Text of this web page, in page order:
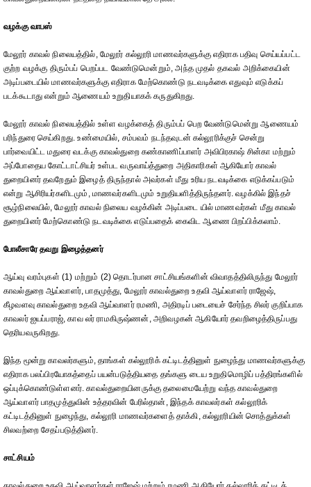
வழக்கு வாபஸ்
மேலூர் காவல் நிலையத்தில், மேலூர் கல்லூரி மாணவர்களுக்கு எதிராக பதிவு செய்யப்பட்ட
குற்ற வழக்கு திரும்பப் பெறப்பட வேண்டுமென்றும், அந்த முதல் தகவல் அறிக்கையின்
அடிப்படையில் மாணவர்களுக்கு எதிராக மேற்கொண்டு நடவடிக்கை எதுவும் எடுக்கப்
படக்கூடாது என்றும் ஆணையம் உறுதியாகக் கருதுகிறது.
மேலூர் காவல் நிலையத்தில் உள்ள வழக்கைத் திரும்பப் பெற வேண்டுமென்று ஆணையம்
பரிந்துரை செய்கிறது. உண்மையில், சம்பவம் நடந்தவுடன் கல்லூரிக்குச் சென்று
பார்வையிட்ட மதுரை வடக்கு காவல்துறை கண்காணிப்பாளர் அவிபிரகாஷ் சின்கா மற்றும்
அப்போதைய கோட்டாட்சியர் உள்பட வருவாய்த்துறை அதிகாரிகள் ஆகியோர் காவல்
துறையினர் தவறேதும் இழைத் திருந்தால் அவர்கள் மீது உரிய நடவடிக்கை எடுக்கப்படும்
என்று ஆசிரியர்களிடமும், மாணவர்களிடமும் உறுதியளித்திருந்தனர். வழக்கில் இந்தச்
சூழ்நிலையில், மேலூர் காவல் நிலைய வழக்கின் அடிப்படை யில் மாணவர்கள் மீது காவல்
துறையினர் மேற்கொண்டு நடவடிக்கை எடுப்பதைக் கைவிட ஆணை பிறப்பிக்கலாம்.
போலீசாரே தவறு இழைத்தனர்
ஆய்வு வரம்புகள் (1) மற்றும் (2) தொடர்பான சாட்சியங்களின் விவாதத்திலிருந்து மேலூர்
காவல்துறை ஆய்வாளர், பாதமுத்து, மேலூர் காவல்துறை உதவி ஆய்வாளர் ராஜேஷ்,
கீழவளவு காவல்துறை உதவி ஆய்வாளர் ரமணி, அதிரடிப் படையைச் சேர்ந்த சிலர் குறிப்பாக
காவலர் ஐயப்பராஜ், காவ லர் ராமகிருஷ்ணன், அறிவழகன் ஆகியோர் தவறிழைத்திருப்பது
தெரியவருகிறது.
இந்த மூன்று காவலர்களும், தாங்கள் கல்லூரிக் கட்டிடத்தினுள் நுழைந்து மாணவர்களுக்கு
எதிராக பலப்பிரயோகத்தைப் பயன்படுத்தியதை தங்களு டைய உறுதிமொழிப் பத்திரங்களில்
ஒப்புக்கொண்டுள்ளனர். காவல்துறையினருக்கு தலைமையேற்று வந்த காவல்துறை
ஆய்வாளர் பாதமுத்துவின் உத்தரவின் பேரில்தான், இந்தக் காவலர்கள் கல்லூரிக்
கட்டிடத்தினுள் நுழைந்து, கல்லூரி மாணவர்களைத் தாக்கி, கல்லூரியின் சொத்துக்கள்
சிலவற்றை சேதப்படுத்தினர்.
சாட்சியம்